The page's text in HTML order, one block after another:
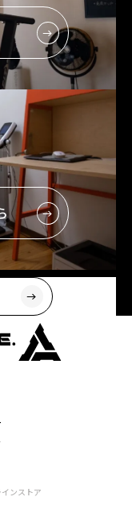
ンストア